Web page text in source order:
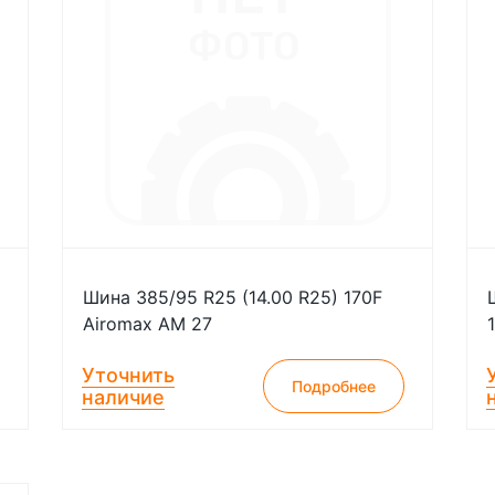
Шина 385/95 R25 (14.00 R25) 170F
Airomax AM 27
Уточнить
наличие
Подробнее